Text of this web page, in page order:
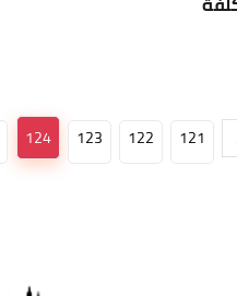
121
122
123
124